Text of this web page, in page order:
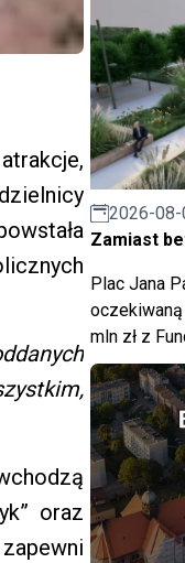
oraz
2026-08-
Zamiast
Plac Jana
oczekiwaną
mln zł z